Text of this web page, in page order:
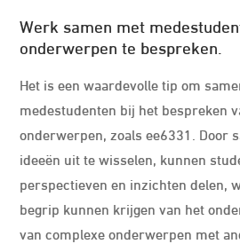
Werk samen met
onderwerpen te bespreken.
Het is een waardevolle tip om
medestudenten bij het bespreken
onderwerpen, zoals ee6331. Door
ideeën uit te wisselen, kunnen
perspectieven en inzichten delen,
begrip kunnen krijgen van het
van complexe onderwerpen met